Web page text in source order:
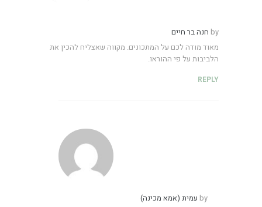
by חנה בר חיים
מאוד מודה לכם על המתכונים. מקווה שאצליח להכין את
הלביבות על פי ההוראו.
REPLY
by עמית (אמא מכינה)